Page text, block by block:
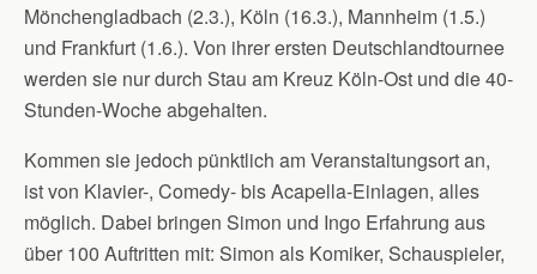
Mönchengladbach (2.3.), Köln (16.3.), Mannheim (1.5.)
und Frankfurt (1.6.). Von ihrer ersten Deutschlandtournee
werden sie nur durch Stau am Kreuz Köln-Ost und die 40-
Stunden-Woche abgehalten.
Kommen sie jedoch pünktlich am Veranstaltungsort an,
ist von Klavier-, Comedy- bis Acapella-Einlagen, alles
möglich. Dabei bringen Simon und Ingo Erfahrung aus
über 100 Auftritten mit: Simon als Komiker, Schauspieler,